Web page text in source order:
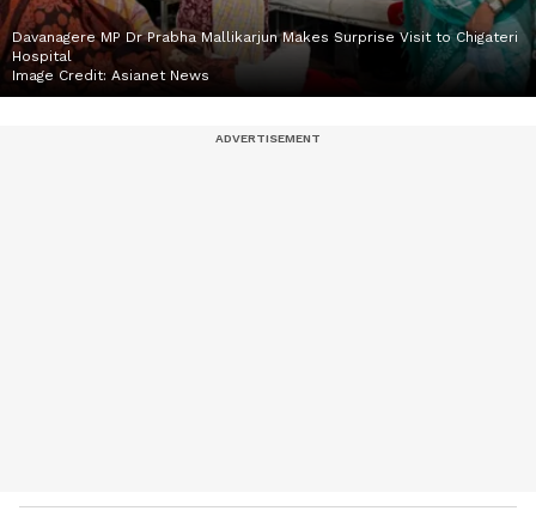
Davanagere MP Dr Prabha Mallikarjun Makes Surprise Visit to Chigateri
Hospital
Image Credit: Asianet News